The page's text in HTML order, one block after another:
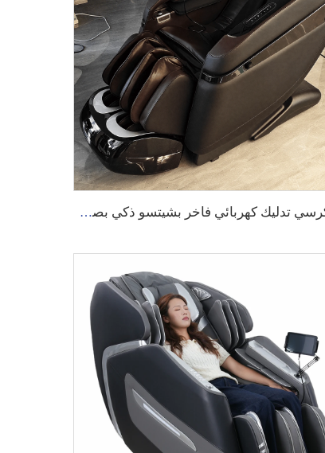
أفضل كرسي تدليك كهربائي فاخر بشيتسو ذكي بصوت ذكاء اصطناعي لتخفيف آلام الرأس والكتفين كامل الجسم للعناية بالصحة G9 2025